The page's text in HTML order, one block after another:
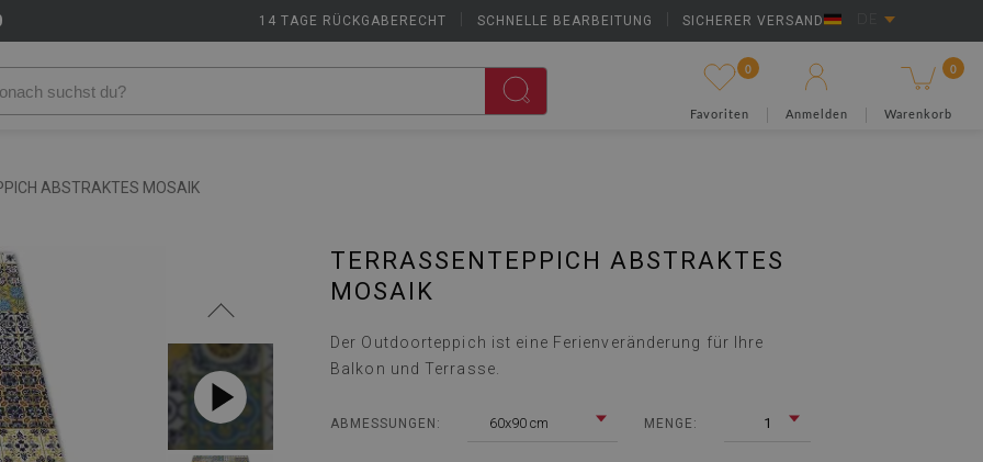
14 TAGE RÜCKGABERECHT SCHNELLE BEARBEITUNG SICHERER VERSAND
0
Favoriten Anmelden
0
Warenkorb
ABSTRAKTES MOSAIK
TERRASSENTEPPICH ABSTRAKTES
MOSAIK
Der Outdoorteppich ist eine Ferienveränderung für Ihre
Balkon und Terrasse.
ABMESSUNGEN: 60x90 cm MENGE: 1